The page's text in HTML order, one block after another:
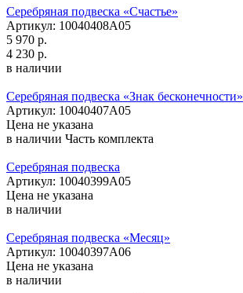
Серебряная подвеска «Счастье»
Артикул: 10040408А05
5 970 р.
4 230 р.
в наличии
Серебряная подвеска «Знак бесконечности»
Артикул: 10040407А05
Цена не указана
в наличии Часть комплекта
Серебряная подвеска
Артикул: 10040399А05
Цена не указана
в наличии
Серебряная подвеска «Месяц»
Артикул: 10040397А06
Цена не указана
в наличии